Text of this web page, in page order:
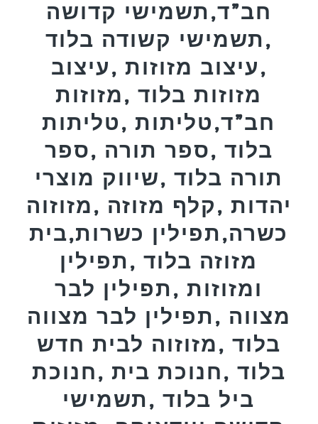
חב”ד,תשמישי קדושה
,תשמישי קשודה בלוד
,עיצוב מזוזות ,עיצוב
מזוזות בלוד ,מזוזות
חב”ד,טליתות ,טליתות
בלוד ,ספר תורה ,ספר
תורה בלוד ,שיווק מוצרי
יהדות ,קלף מזוזה ,מזוזוה
כשרה,תפילין כשרות,בית
מזוזה בלוד ,תפילין
ומזוזות ,תפילין לבר
מצווה ,תפילין לבר מצווה
בלוד ,מזוזוה לבית חדש
בלוד ,חנוכת בית ,חנוכת
ביל בלוד ,תשמישי